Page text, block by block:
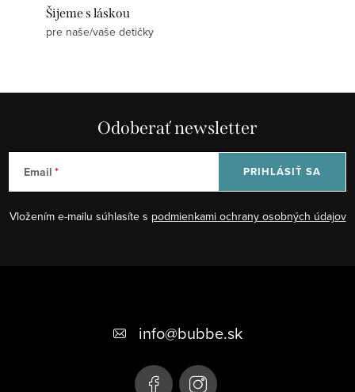
Šijeme s láskou
pre naše/vaše detičky
Odoberať newsletter
Email
Vložením e-mailu súhlasíte s podmienkami ochrany osobných údajov
PRIHLÁSIŤ SA
info@bubbe.sk